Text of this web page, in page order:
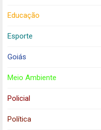
Educação
Esporte
Goiás
Meio Ambiente
Policial
Política